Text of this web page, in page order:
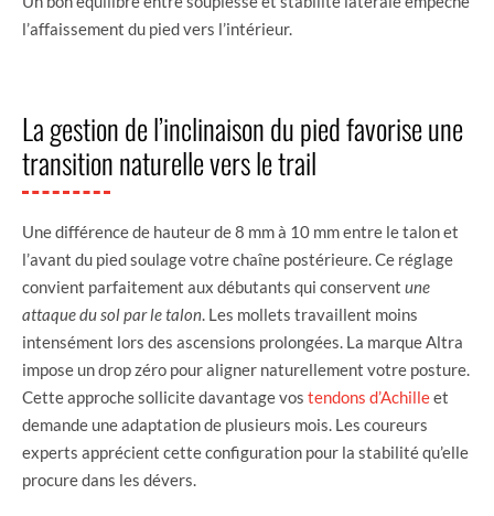
l’affaissement du pied vers l’intérieur.
La gestion de l’inclinaison du pied favorise une
transition naturelle vers le trail
Une différence de hauteur de 8 mm à 10 mm entre le talon et
l’avant du pied soulage votre chaîne postérieure. Ce réglage
convient parfaitement aux débutants qui conservent une
attaque du sol par le talon . Les mollets travaillent moins
intensément lors des ascensions prolongées. La marque Altra
impose un drop zéro pour aligner naturellement votre posture.
Cette approche sollicite davantage vos tendons d’Achilleet
demande une adaptation de plusieurs mois. Les coureurs
experts apprécient cette configuration pour la stabilité qu’elle
procure dans les dévers.